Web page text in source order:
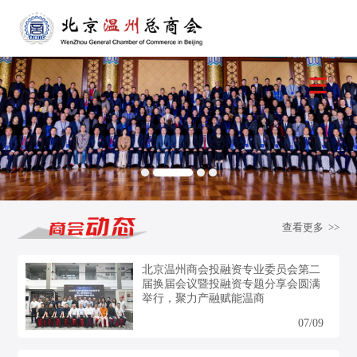
查看更多 >>
北京温州商会投融资专业委员会第二
届换届会议暨投融资专题分享会圆满
举行，聚力产融赋能温商
07/09